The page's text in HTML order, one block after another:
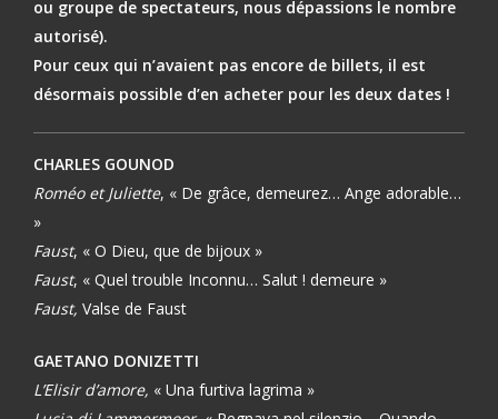
ou groupe de spectateurs, nous dépassions le nombre
autorisé).
Pour ceux qui n’avaient pas encore de billets, il est
désormais possible d’en acheter pour les deux dates !
CHARLES GOUNOD
Roméo et Juliette, « De grâce, demeurez… Ange adorable…
»
Faust, « O Dieu, que de bijoux »
Faust, « Quel trouble Inconnu… Salut ! demeure »
Faust,Valse de Faust
GAETANO DONIZETTI
L’Elisir d’amore, « Una furtiva lagrima »